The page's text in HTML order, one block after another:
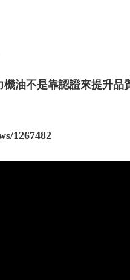
油不是靠認證來提升
1267482